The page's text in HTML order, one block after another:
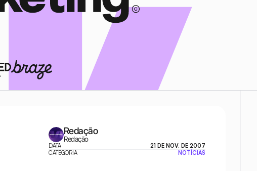
Redação
Redação
DATA
21 DE NOV. DE 2007
CATEGORIA
NOTÍCIAS